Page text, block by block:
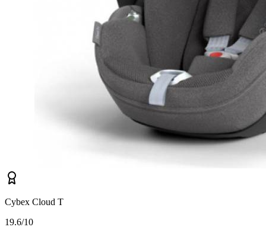
Cybex Cloud T
19.6/10